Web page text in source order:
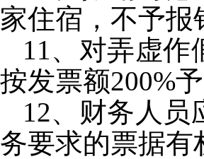
家住宿，不予报
11、对弄虚作
按发票额200%
12、财务人员
务要求的票据有